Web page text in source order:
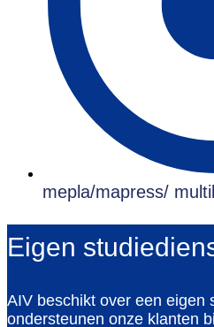
mepla/mapress/
Eigen
AIV beschikt over een eigen
ondersteunen onze klanten